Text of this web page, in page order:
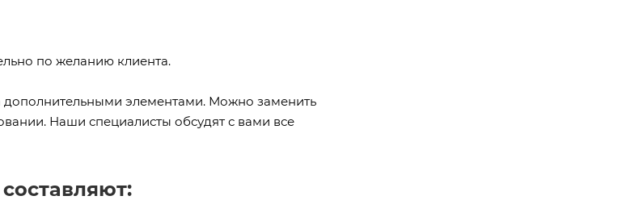
по желанию клиента.
элементами. Можно заменить
Наши специалисты обсудят с вами все